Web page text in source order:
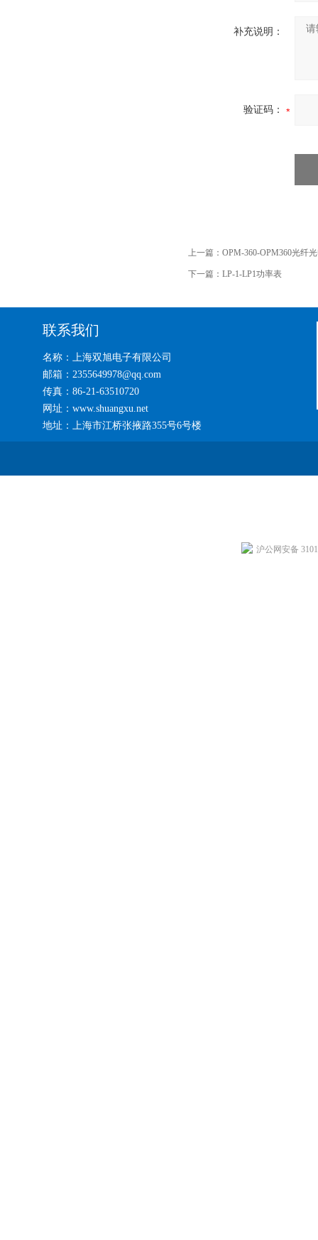
补充说明：
验证码：
上一篇： OPM-360-OPM360光纤
下一篇： LP-1-LP1功率表
联系我们
名称：上海双旭电子有限公司
邮箱：2355649978@qq.com
传真：86-21-63510720
网址：www.shuangxu.net
地址：上海市江桥张掖路355号6号楼
沪公网安备